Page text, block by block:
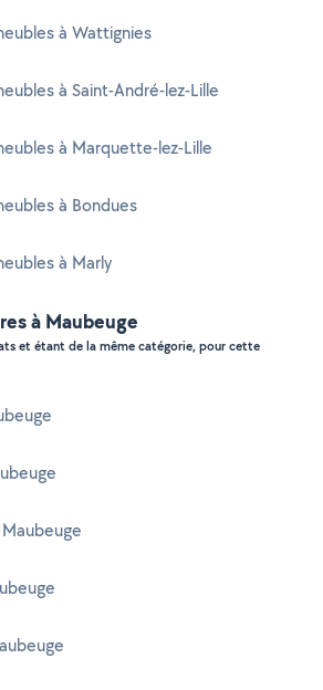
à Wattignies
à Saint-André-lez-Lille
à Marquette-lez-Lille
à Bondues
à Marly
à Maubeuge
et étant de la même catégorie, pour cette